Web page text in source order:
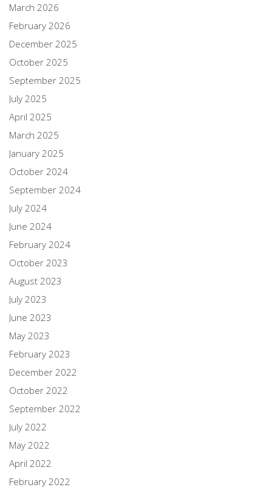
March 2026
February 2026
December 2025
October 2025
September 2025
July 2025
April 2025
March 2025
January 2025
October 2024
September 2024
July 2024
June 2024
February 2024
October 2023
August 2023
July 2023
June 2023
May 2023
February 2023
December 2022
October 2022
September 2022
July 2022
May 2022
April 2022
February 2022